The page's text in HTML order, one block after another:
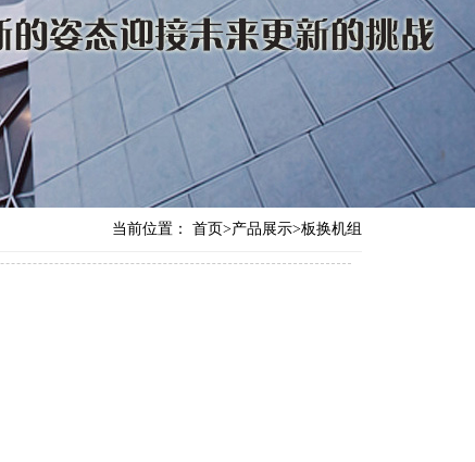
当前位置： 首页>产品展示>板换机组